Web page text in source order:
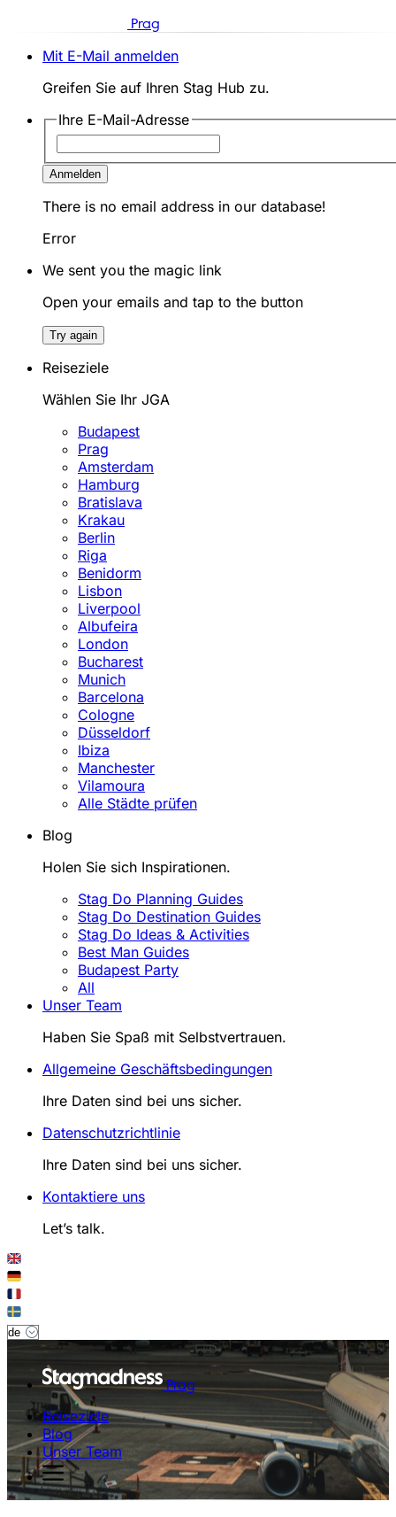
Prag
Mit E-Mail anmelden
Greifen Sie auf Ihren Stag Hub zu.
Ihre E-Mail-Adresse
Anmelden
There is no email address in our database!
Error
We sent you the magic link
Open your emails and tap to the button
Try again
Reiseziele
Wählen Sie Ihr JGA
Budapest
Prag
Amsterdam
Hamburg
Bratislava
Krakau
Berlin
Riga
Benidorm
Lisbon
Liverpool
Albufeira
London
Bucharest
Munich
Barcelona
Cologne
Düsseldorf
Ibiza
Manchester
Vilamoura
Alle Städte prüfen
Blog
Holen Sie sich Inspirationen.
Stag Do Planning Guides
Stag Do Destination Guides
Stag Do Ideas & Activities
Best Man Guides
Budapest Party
All
Unser Team
Haben Sie Spaß mit Selbstvertrauen.
Allgemeine Geschäftsbedingungen
Ihre Daten sind bei uns sicher.
Datenschutzrichtlinie
Ihre Daten sind bei uns sicher.
Kontaktiere uns
Let’s talk.
Prag
Reiseziele
Blog
Unser Team